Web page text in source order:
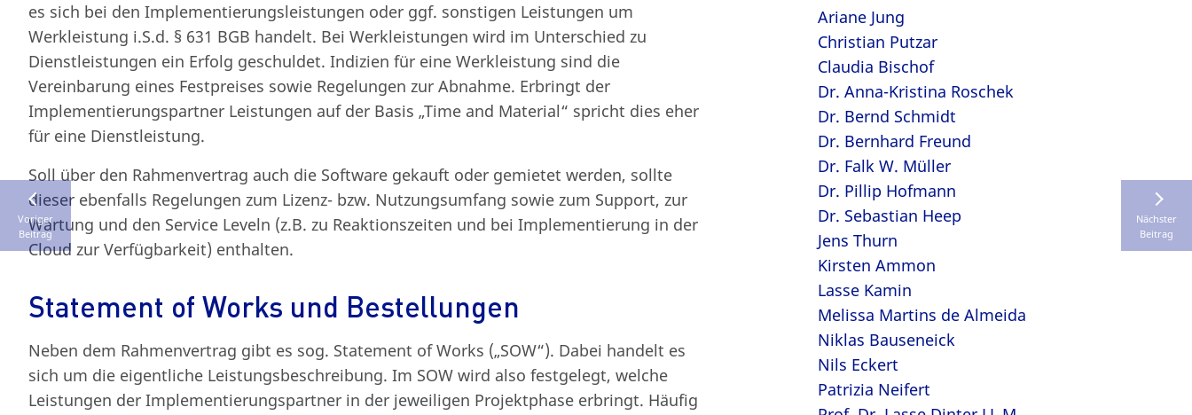
es sich bei den Implementierungsleistungen oder ggf. sonstigen Leistungen um
Werkleistung i.S.d. § 631 BGB handelt. Bei Werkleistungen wird im Unterschied zu
Dienstleistungen ein Erfolg geschuldet. Indizien für eine Werkleistung sind die
Vereinbarung eines Festpreises sowie Regelungen zur Abnahme. Erbringt der
Implementierungspartner Leistungen auf der Basis „Time and Material“ spricht dies eher
für eine Dienstleistung.
Soll über den Rahmenvertrag auch die Software gekauft oder gemietet werden, sollte
dieser ebenfalls Regelungen zum Lizenz- bzw. Nutzungsumfang sowie zum Support, zur
Wartung und den Service Leveln (z.B. zu Reaktionszeiten und bei Implementierung in der
Cloud zur Verfügbarkeit) enthalten.
Statement of Works und Bestellungen
Neben dem Rahmenvertrag gibt es sog. Statement of Works („SOW“). Dabei handelt es
sich um die eigentliche Leistungsbeschreibung. Im SOW wird also festgelegt, welche
Leistungen der Implementierungspartner in der jeweiligen Projektphase erbringt. Häufig
Voriger
Beitrag
Nächster
Beitrag
Ariane Jung
Christian Putzar
Claudia Bischof
Dr. Anna-Kristina Roschek
Dr. Bernd Schmidt
Dr. Bernhard Freund
Dr. Falk W. Müller
Dr. Pillip Hofmann
Dr. Sebastian Heep
Jens Thurn
Kirsten Ammon
Lasse Kamin
Melissa Martins de Almeida
Niklas Bauseneick
Nils Eckert
Patrizia Neifert